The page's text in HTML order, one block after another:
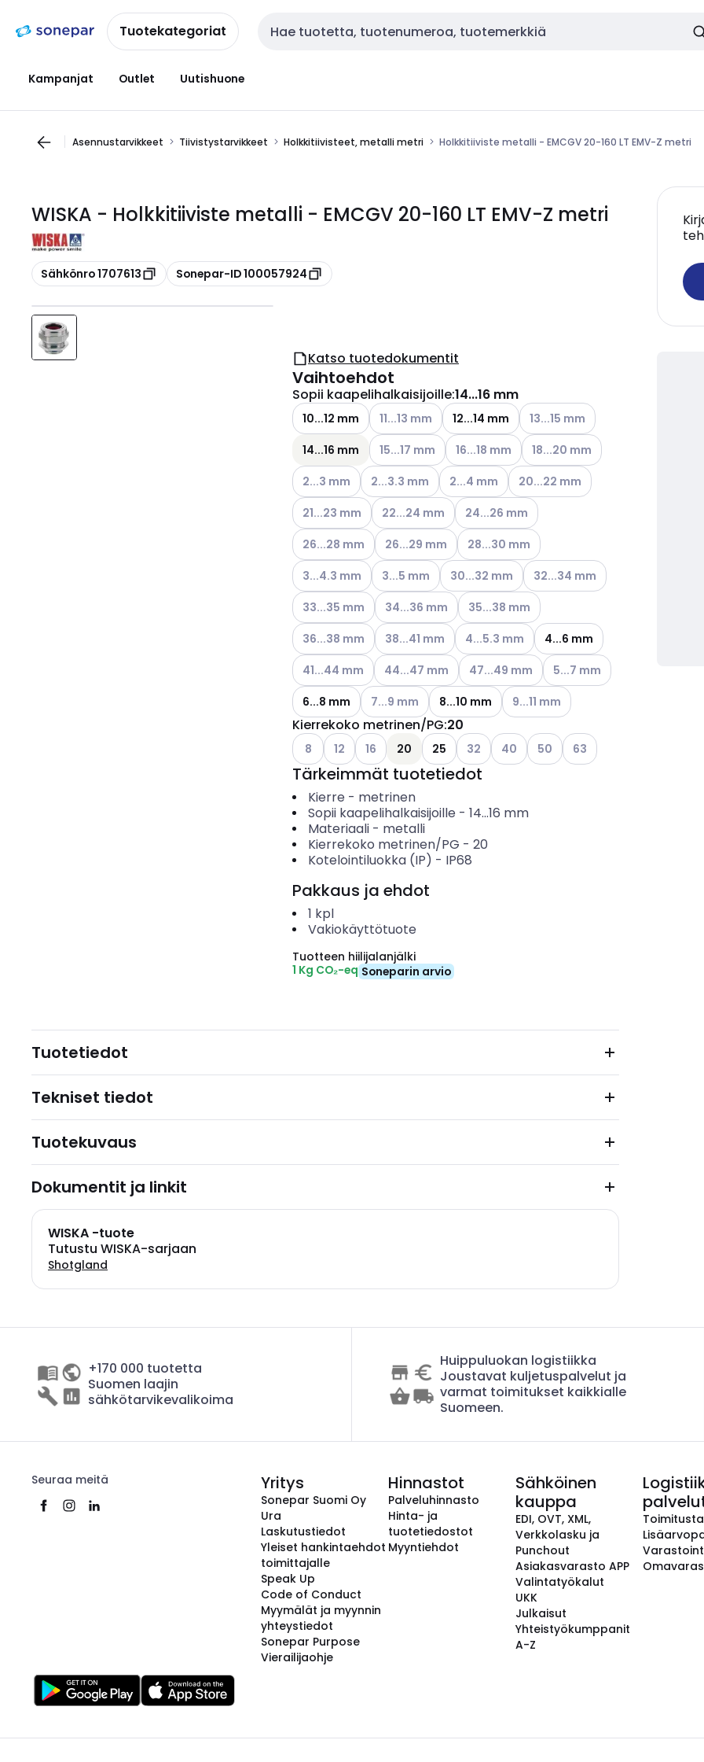
navigointiinsisältöönTuotekategoriat Haku
Kampanjat Outlet Uutishuone
Asennustarvikkeet Tiivistystarvikkeet Holkkitiivisteet, metalli metri Holkkitiiviste metalli - EMCGV 20-160 LT EMV-Z metri
WISKA - Holkkitiiviste metalli - EMCGV 20-160 LT EMV-Z metri
Kopioi
Sähkönro 1707613 Kopioi
Sonepar-ID 100057924
Katso tuotedokumentit
Vaihtoehdot
Sopii kaapelihalkaisijoille:14...16 mm
10...12 mm Katso käytettävissä olevat vaihtoehdot
11...13 mm 12...14 mm Katso käytettävissä olevat
13...15 mm
14...16 mm
Katso käytettävissä olevat vaihtoehdot
15...17 mm Katso käytettävissä olevat vaihtoehdot
16...18 mm Katso käytettävissä olevat
18...20 mm
Katso käytettävissä olevat vaihtoehdot
2...3 mm Katso käytettävissä olevat vaihtoehdot
2...3.3 mm Katso käytettävissä olevat vaihtoehdot
2...4 mm Katso käytettävissä olevat
20...22 mm
Katso käytettävissä olevat vaihtoehdot
21...23 mm Katso käytettävissä olevat vaihtoehdot
22...24 mm Katso käytettävissä olevat vaihtoehdot
24...26 mm
Katso käytettävissä olevat vaihtoehdot
26...28 mm Katso käytettävissä olevat vaihtoehdot
26...29 mm Katso käytettävissä olevat vaihtoehdot
28...30 mm
Katso käytettävissä olevat vaihtoehdot
3...4.3 mm Katso käytettävissä olevat vaihtoehdot
3...5 mm Katso käytettävissä olevat vaihtoehdot
30...32 mm Katso käytettävissä olevat
32...34 mm
Katso käytettävissä olevat vaihtoehdot
33...35 mm Katso käytettävissä olevat vaihtoehdot
34...36 mm Katso käytettävissä olevat vaihtoehdot
35...38 mm
Katso käytettävissä olevat vaihtoehdot
36...38 mm Katso käytettävissä olevat vaihtoehdot
38...41 mm Katso käytettävissä olevat vaihtoehdot
4...5.3 mm
4...6 mm
Katso käytettävissä olevat vaihtoehdot
41...44 mm Katso käytettävissä olevat vaihtoehdot
44...47 mm Katso käytettävissä olevat vaihtoehdot
47...49 mm Katso käytettävissä olevat
5...7 mm
6...8 mm
Katso käytettävissä olevat vaihtoehdot
7...9 mm 8...10 mm Katso käytettävissä olevat
9...11 mm
Kierrekoko metrinen/PG:20
Katso käytettävissä olevat vaihtoehdot
8 Katso käytettävissä olevat vaihtoehdot
12 Katso käytettävissä olevat vaihtoehdot
16 20 25 Katso käytettävissä olevat vaihtoehdot
32 Katso käytettävissä olevat vaihtoehdot
40 Katso käytettävissä olevat
50 Katso käytettävissä
63
Tärkeimmät tuotetiedot
Kierre - metrinen
Sopii kaapelihalkaisijoille - 14...16 mm
Materiaali- metalli
Kierrekoko metrinen/PG - 20
Kotelointiluokka (IP) - IP68
Pakkaus ja ehdot
1 kpl
Vakiokäyttötuote
Tuotteen hiilijalanjälki
1 Kg CO₂-eq Soneparin arvio
Tuotetiedot
Tekniset tiedot
Tuotekuvaus
Dokumentit ja linkit
WISKA -tuote
Tutustu WISKA-sarjaan
Shotgland
+170 000 tuotetta
Suomen laajin
sähkötarvikevalikoima
Huippuluokan logistiikka
Joustavat kuljetuspalvelut ja
varmat toimitukset kaikkialle
Suomeen.
Seuraa meitä Yritys
Sonepar Suomi Oy
Ura
Laskutustiedot
Yleiset hankintaehdot
toimittajalle
Speak Up
Code of Conduct
Myymälät ja myynnin
yhteystiedot
Sonepar Purpose
Vierailijaohje
Hinnastot
Palveluhinnasto
Hinta- ja
tuotetiedostot
Myyntiehdot
Sähköinen
kauppa
EDI, OVT, XML,
Verkkolasku ja
Punchout
Asiakasvarasto APP
Valintatyökalut
UKK
Julkaisut
Yhteistyökumppanit
A-Z